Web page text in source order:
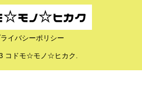
イバシーポリシー
コドモ☆モノ☆ヒカク.